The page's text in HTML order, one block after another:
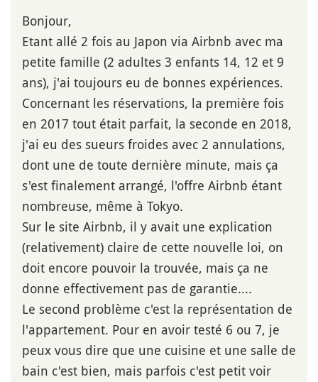
Bonjour,
Etant allé 2 fois au Japon via Airbnb avec ma
petite famille (2 adultes 3 enfants 14, 12 et 9
ans), j'ai toujours eu de bonnes expériences.
Concernant les réservations, la première fois
en 2017 tout était parfait, la seconde en 2018,
j'ai eu des sueurs froides avec 2 annulations,
dont une de toute dernière minute, mais ça
s'est finalement arrangé, l'offre Airbnb étant
nombreuse, même à Tokyo.
Sur le site Airbnb, il y avait une explication
(relativement) claire de cette nouvelle loi, on
doit encore pouvoir la trouvée, mais ça ne
donne effectivement pas de garantie....
Le second problème c'est la représentation de
l'appartement. Pour en avoir testé 6 ou 7, je
peux vous dire que une cuisine et une salle de
bain c'est bien, mais parfois c'est petit voir